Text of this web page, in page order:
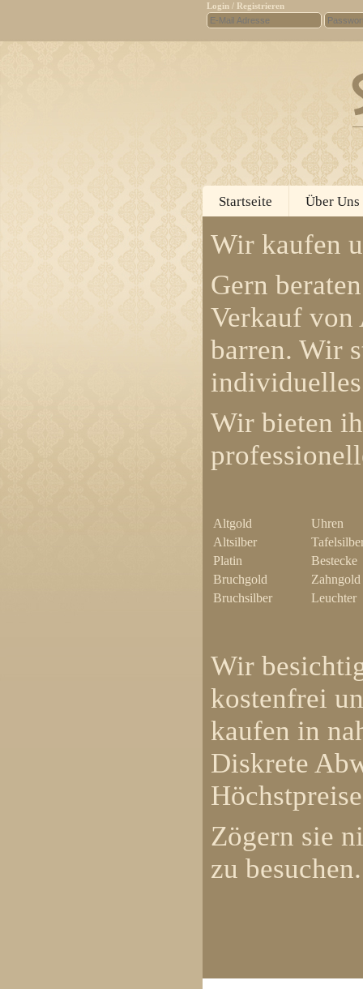
Login / Registrieren
Startseite Über Uns
Wir kaufen
Gern
Verkauf von
barren. Wir
Wir bieten
Altgold
Altsilber
Platin
Bruchgold
Zahngold
Bruchsilber
Leuchter
Wir
kostenfrei
kaufen in
Diskrete
Zögern sie
zu besuchen.